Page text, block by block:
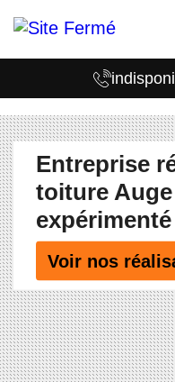
Entreprise
toiture
expérimenté
Voir nos